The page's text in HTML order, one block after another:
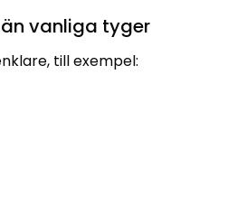
vanliga tyger
till exempel: